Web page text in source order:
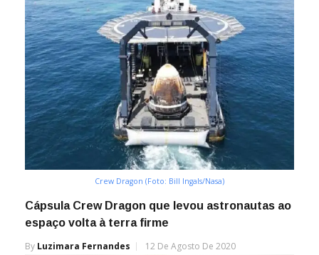
Crew Dragon (Foto: Bill Ingals/Nasa)
Cápsula Crew Dragon que levou astronautas ao
espaço volta à terra firme
By Luzimara Fernandes 12 De Agosto De 2020